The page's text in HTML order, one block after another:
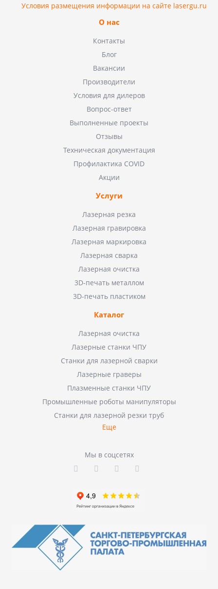
Условия размещения информации на сайте lasergu.ru
О нас
Контакты
Блог
Вакансии
Производители
Условия для дилеров
Вопрос-ответ
Выполненные проекты
Отзывы
Техническая документация
Профилактика COVID
Акции
Услуги
Лазерная резка
Лазерная гравировка
Лазерная маркировка
Лазерная сварка
Лазерная очистка
3D-печать металлом
3D-печать пластиком
Каталог
Лазерная очистка
Лазерные станки ЧПУ
Станки для лазерной сварки
Лазерные граверы
Плазменные станки ЧПУ
Промышленные роботы манипуляторы
Станки для лазерной резки труб
Еще
Мы в соцсетях